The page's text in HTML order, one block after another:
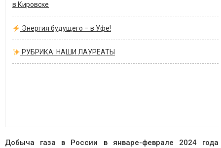
в Кировске
Энергия будущего – в Уфе!
РУБРИКА: НАШИ ЛАУРЕАТЫ
Добыча газа в России в январе-феврале 2024 года